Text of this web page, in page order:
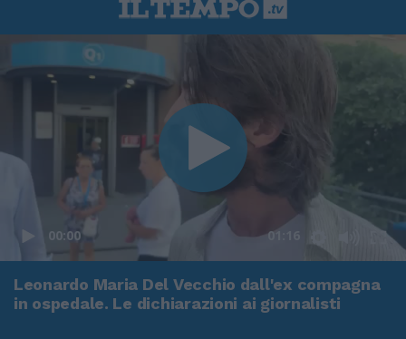
00:00 01:16
Leonardo Maria Del Vecchio dall'ex compagna
in ospedale. Le dichiarazioni ai giornalisti